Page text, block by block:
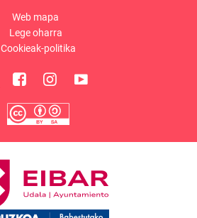
Web mapa
Lege oharra
Cookieak-politika